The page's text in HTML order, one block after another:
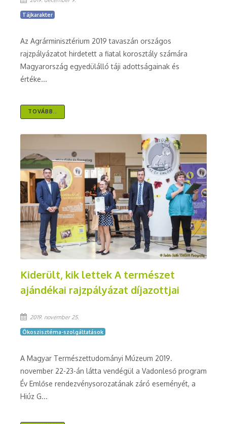
Tájkarakter
Az Agrárminisztérium 2019 tavaszán országos
rajzpályázatot hirdetett a fiatal korosztály számára
Magyarország egyedülálló táji adottságainak és
értéke...
TOVÁBB..
Kiderült, kik lettek A természet
ajándékai rajzpályázat díjazottjai
2019. november 25.
Ökoszisztéma-szolgáltatások
A Magyar Természettudományi Múzeum 2019.
november 22-23-án látta vendégül a Vadonleső program
Év Emlőse rendezvénysorozatának záró eseményét, a
Hiúz G...